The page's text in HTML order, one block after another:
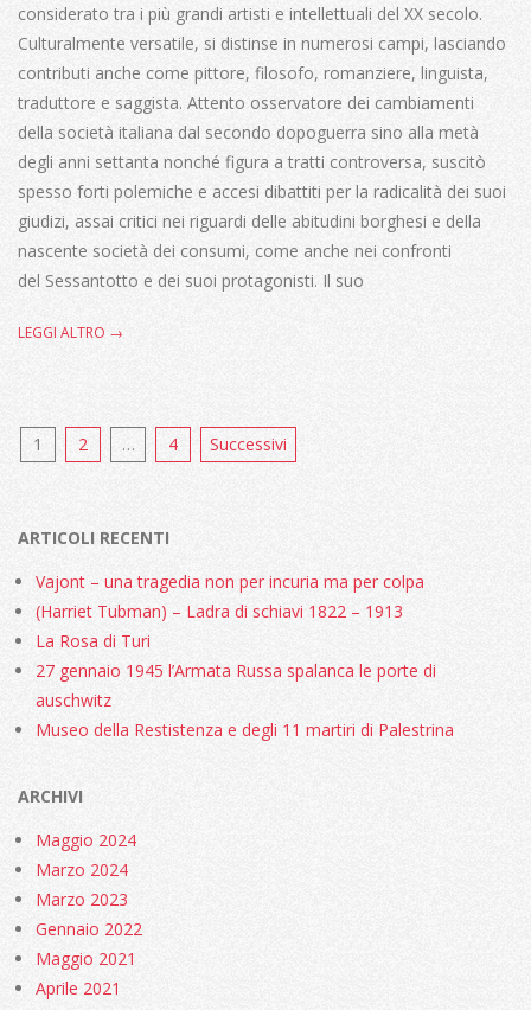
considerato tra i più grandi artisti e intellettuali del XX secolo.
Culturalmente versatile, si distinse in numerosi campi, lasciando
contributi anche come pittore, filosofo, romanziere, linguista,
traduttore e saggista. Attento osservatore dei cambiamenti
della società italiana dal secondo dopoguerra sino alla metà
degli anni settanta nonché figura a tratti controversa, suscitò
spesso forti polemiche e accesi dibattiti per la radicalità dei suoi
giudizi, assai critici nei riguardi delle abitudini borghesi e della
nascente società dei consumi, come anche nei confronti
del Sessantotto e dei suoi protagonisti. Il suo
LEGGI ALTRO →
Paginazione
degli
1 2 … 4 Successivi
ARTICOLI RECENTI
Vajont – una tragedia non per incuria ma per colpa
(Harriet Tubman) – Ladra di schiavi 1822 – 1913
La Rosa di Turi
27 gennaio 1945 l’Armata Russa spalanca le porte di
auschwitz
Museo della Restistenza e degli 11 martiri di Palestrina
ARCHIVI
Maggio 2024
Marzo 2024
Marzo 2023
Gennaio 2022
Maggio 2021
Aprile 2021